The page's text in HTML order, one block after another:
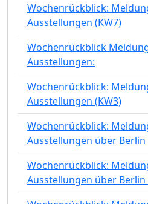
Wochenrückblick:
Ausstellungen (KW7)
Wochenrückblick
Ausstellungen:
Wochenrückblick:
Ausstellungen (KW3)
Wochenrückblick:
Ausstellungen über Berlin
Wochenrückblick:
Ausstellungen über Berlin